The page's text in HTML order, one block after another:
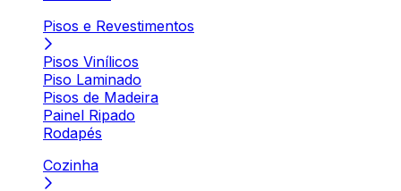
Pisos e Revestimentos
Pisos Vinílicos
Piso Laminado
Pisos de Madeira
Painel Ripado
Rodapés
Cozinha